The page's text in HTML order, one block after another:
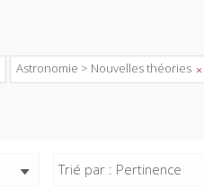
Astronomie > Nouvelles théories
Trié par : Pertinence